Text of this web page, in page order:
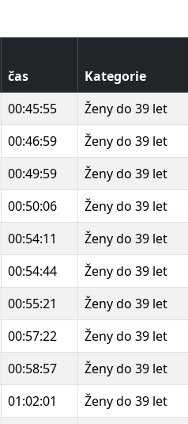
čas Kategorie
00:45:55 Ženy do 39 let
00:46:59 Ženy do 39 let
00:49:59 Ženy do 39 let
00:50:06 Ženy do 39 let
00:54:11 Ženy do 39 let
00:54:44 Ženy do 39 let
00:55:21 Ženy do 39 let
00:57:22 Ženy do 39 let
00:58:57 Ženy do 39 let
01:02:01 Ženy do 39 let